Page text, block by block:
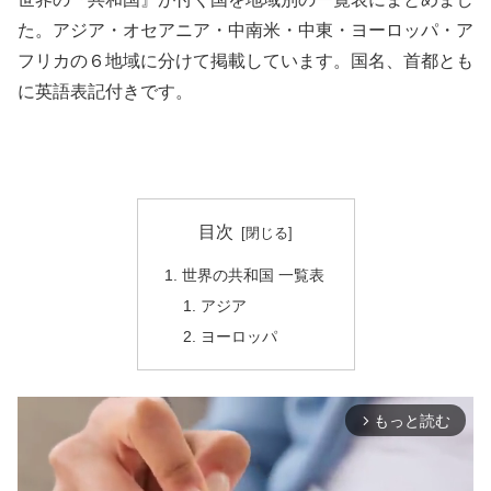
た。アジア・オセアニア・中南米・中東・ヨーロッパ・ア
フリカの６地域に分けて掲載しています。国名、首都とも
に英語表記付きです。
目次
世界の共和国 一覧表
アジア
ヨーロッパ
arrow_forward_ios もっと読む